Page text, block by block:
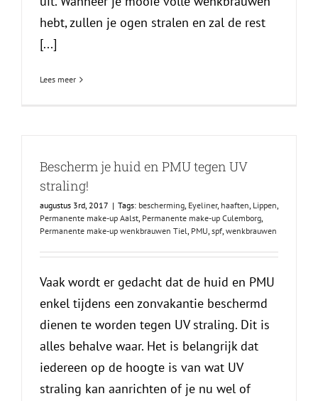
hebt, zullen je ogen stralen en zal de rest
[...]
Lees meer
Bescherm je huid en PMU tegen UV
straling!
augustus 3rd, 2017 | Tags: bescherming Eyeliner, haaften Lippen
Permanente make-up Aalst Permanente make-up Culemborg
Permanente make-up wenkbrauwen Tiel PMU spf wenkbrauwen
Vaak wordt er gedacht dat de huid en PMU
enkel tijdens een zonvakantie beschermd
dienen te worden tegen UV straling. Dit is
alles behalve waar. Het is belangrijk dat
iedereen op de hoogte is van wat UV
straling kan aanrichten of je nu wel of